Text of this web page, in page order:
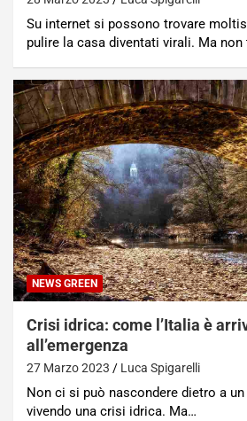
Su internet si possono trovare
pulire la casa diventati virali. Ma
NEWS GREEN
Crisi idrica: come l’Italia è
all’emergenza
27 Marzo 2023 Luca Spigarelli
Non ci si può nascondere dietro a
vivendo una crisi idrica. Ma…